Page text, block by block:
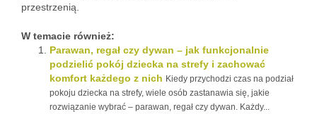
przestrzenią.
W temacie również:
Parawan, regał czy dywan – jak funkcjonalnie
podzielić pokój dziecka na strefy i zachować
komfort każdego z nich Kiedy przychodzi czas na podział
pokoju dziecka na strefy, wiele osób zastanawia się, jakie
rozwiązanie wybrać – parawan, regał czy dywan. Każdy...